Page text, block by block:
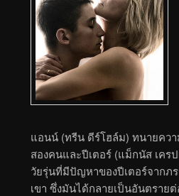
แอนน์ (ทรีน ดีร์โฮล์ม) ทนายคว
สองคนและปีเตอร์ (แม็กนัส เค
วัยรุ่นที่มีปัญหาของปีเตอร์จากภ
เขา ซึ่งมันได้กลายเป็นอันตรา